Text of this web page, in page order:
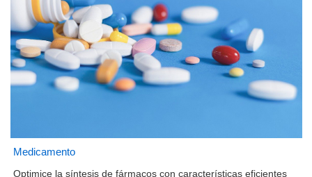
Medicamento
Optimice la síntesis de fármacos con características eficientes